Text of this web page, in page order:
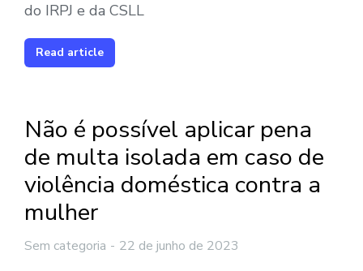
do IRPJ e da CSLL
Read article
Não é possível aplicar pena
de multa isolada em caso de
violência doméstica contra a
mulher
Sem categoria 22 de junho de 2023